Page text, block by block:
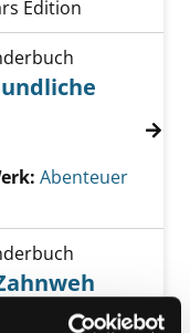
Edition
Abenteuer